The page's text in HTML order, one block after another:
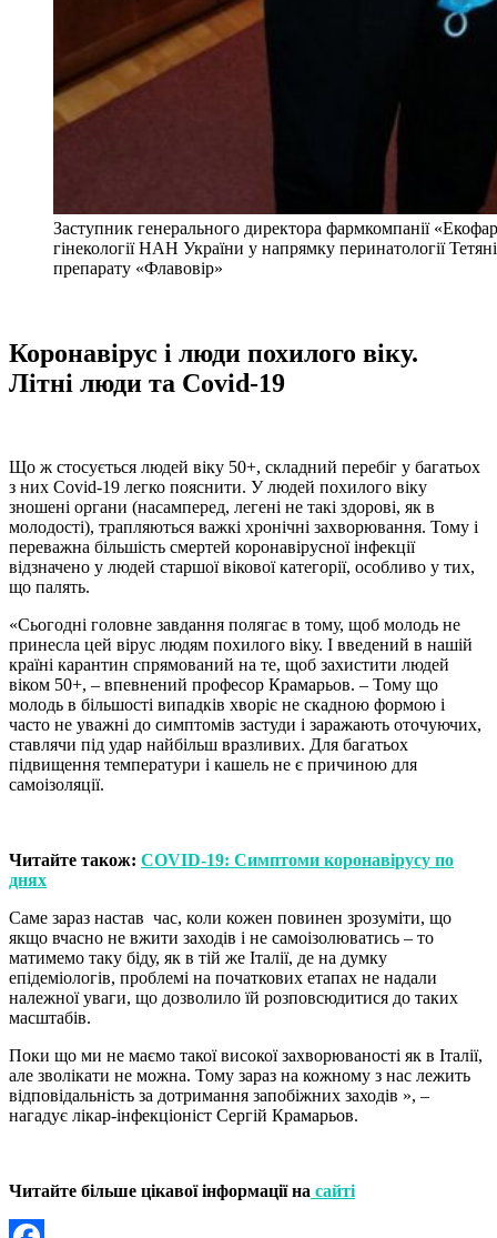
Заступник генерального директора фармкомпанії
гінекології НАН України у напрямку перинатології
препарату «Флавовір»
Коронавірус і люди похилого віку.
Літні люди та Сovid-19
Що ж стосується людей віку 50+, складний перебіг у багатьох
з них Сovid-19 легко пояснити. У людей похилого віку
зношені органи (насамперед, легені не такі здорові, як в
молодості), трапляються важкі хронічні захворювання. Тому і
переважна більшість смертей коронавірусної інфекції
відзначено у людей старшої вікової категорії, особливо у тих,
що палять.
«Сьогодні головне завдання полягає в тому, щоб молодь не
принесла цей вірус людям похилого віку. І введений в нашій
країні карантин спрямований на те, щоб захистити людей
віком 50+, – впевнений професор Крамарьов. – Тому що
молодь в більшості випадків хворіє не скадною формою і
часто не уважні до симптомів застуди і заражають оточуючих,
ставлячи під удар найбільш вразливих. Для багатьох
підвищення температури і кашель не є причиною для
самоізоляції.
Читайте також: COVID-19: Симптоми коронавірусу по
днях
Саме зараз настав час, коли кожен повинен зрозуміти, що
якщо вчасно не вжити заходів і не самоізолюватись – то
матимемо таку біду, як в тій же Італії, де на думку
епідеміологів, проблемі на початкових етапах не надали
належної уваги, що дозволило їй розповсюдитися до таких
масштабів.
Поки що ми не маємо такої високої захворюваності як в Італії,
але зволікати не можна. Тому зараз на кожному з нас лежить
відповідальність за дотримання запобіжних заходів », –
нагадує лікар-інфекціоніст Сергій Крамарьов.
Читайте більше цікавої інформації на сайті